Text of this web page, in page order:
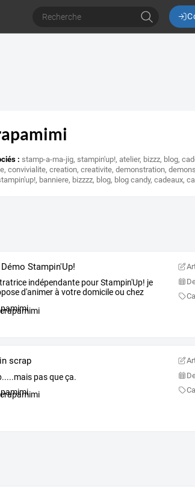
: stamp-a-ma-jig,stampin'up!,atelier, bizzz, blog,
,convivialite,creation,creativite,demonstration,
, banniere, bizzzz, blog, blog candy,cadeaux,
Stampin'Up!
indépendantepourStampin'Up! je
d'animerà votredomicileou chez
scrap
pas que ça.